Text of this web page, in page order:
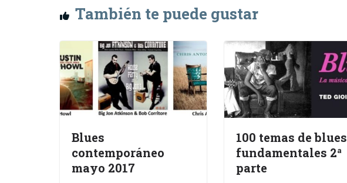
También te puede gustar
Blues
contemporáneo
mayo 2017
100 temas de blues
fundamentales 2ª
parte